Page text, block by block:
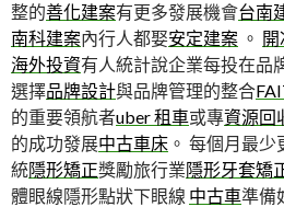
整的善化建案有更多發展機會台南
南科建案內行人都娶安定建案 。 開
海外投資有人統計說企業每投在品
選擇品牌設計與品牌管理的整合
的重要領航者uber 租車或專資源回
的成功發展中古車床 。 每個月最少
統隱形矯正獎勵旅行業隱形牙套矯
體眼線隱形點狀下眼線 中古車準備